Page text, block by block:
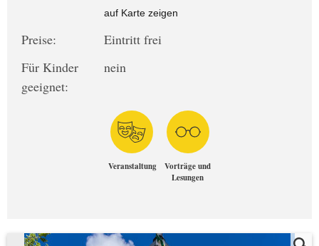
auf Karte zeigen
Preise:
Eintritt frei
Für Kinder
geeignet:
nein
Veranstaltung
Vorträge und
Lesungen